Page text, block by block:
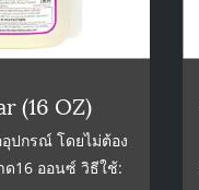
(16 OZ)
ปกรณ์ โดยไม่ต้อง
ด16 ออนซ์ วิธีใช้: